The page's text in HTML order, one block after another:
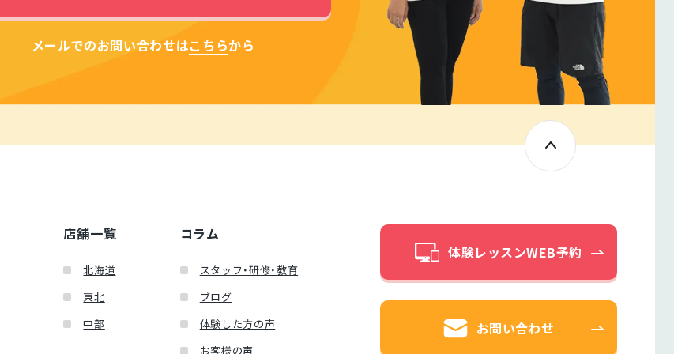
メールでのお問い合わせはこちらから
店舗一覧
北海道
東北
中部
コラム
スタッフ・研修・教育
ブログ
体験した方の声
お客様の声
体験レッスンWEB予約
お問い合わせ